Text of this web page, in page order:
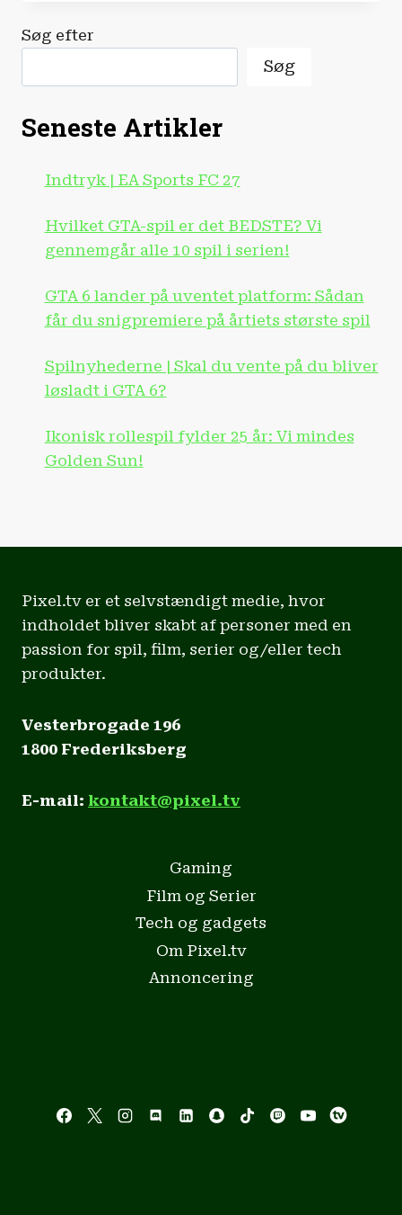
Søg efter
Søg
Seneste Artikler
Indtryk | EA Sports FC 27
Hvilket GTA-spil er det BEDSTE? Vi
gennemgår alle 10 spil i serien!
GTA 6 lander på uventet platform: Sådan
får du snigpremiere på årtiets største spil
Spilnyhederne | Skal du vente på du bliver
løsladt i GTA 6?
Ikonisk rollespil fylder 25 år: Vi mindes
Golden Sun!
Pixel.tv er et selvstændigt medie, hvor
indholdet bliver skabt af personer med en
passion for spil, film, serier og/eller tech
produkter.
Vesterbrogade 196
1800 Frederiksberg
E-mail: kontakt@pixel.tv
Gaming
Film og Serier
Tech og gadgets
Om Pixel.tv
Annoncering